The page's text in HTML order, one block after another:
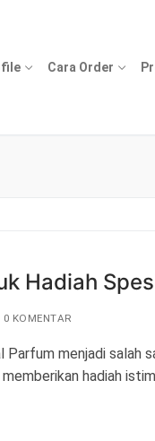
Cara Order
Hadiah
0 KOMENTAR
menjadi salah
hadiah